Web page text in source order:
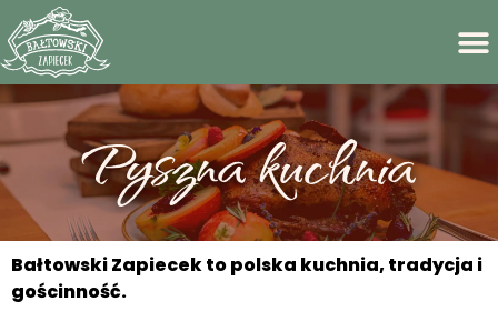
Pyszna kuchnia
Bałtowski Zapiecek to polska kuchnia, tradycja i
gościnność.